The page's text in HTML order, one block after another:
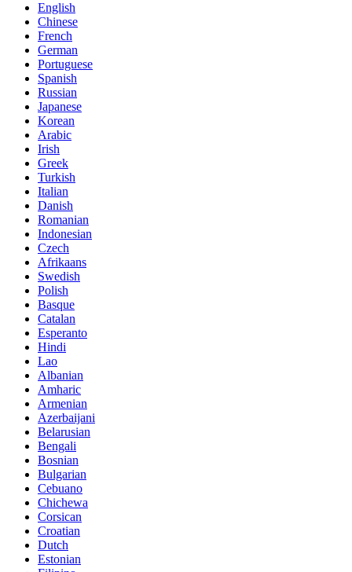
English
Chinese
French
German
Portuguese
Spanish
Russian
Japanese
Korean
Arabic
Irish
Greek
Turkish
Italian
Danish
Romanian
Indonesian
Czech
Afrikaans
Swedish
Polish
Basque
Catalan
Esperanto
Hindi
Lao
Albanian
Amharic
Armenian
Azerbaijani
Belarusian
Bengali
Bosnian
Bulgarian
Cebuano
Chichewa
Corsican
Croatian
Dutch
Estonian